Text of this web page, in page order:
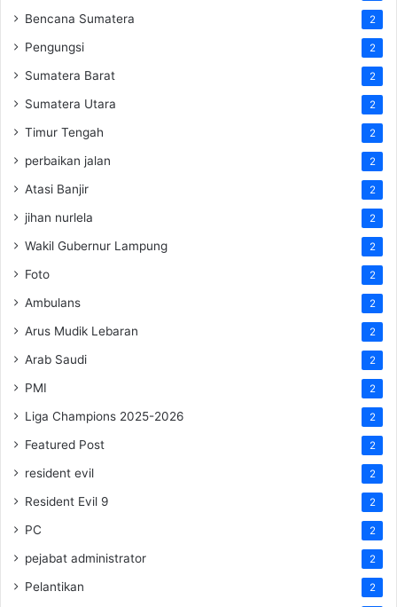
Bencana Sumatera 2
Pengungsi 2
Sumatera Barat 2
Sumatera Utara 2
Timur Tengah 2
perbaikan jalan 2
Atasi Banjir 2
jihan nurlela 2
Wakil Gubernur Lampung 2
Foto 2
Ambulans 2
Arus Mudik Lebaran 2
Arab Saudi 2
PMI 2
Liga Champions 2025-2026 2
Featured Post 2
resident evil 2
Resident Evil 9 2
PC 2
pejabat administrator 2
Pelantikan 2